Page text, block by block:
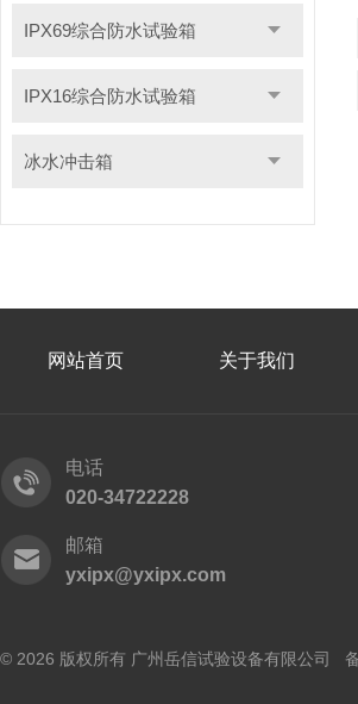
IPX69综合防水试验箱
IPX16综合防水试验箱
冰水冲击箱
网站首页 关于我们
电话
020-34722228
邮箱
yxipx@yxipx.com
© 2026 版权所有 广州岳信试验设备有限公司 备